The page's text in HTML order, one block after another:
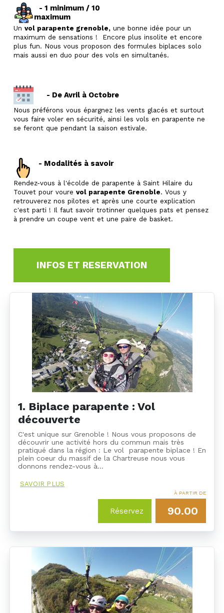
- 1 minimum / 10
maximum
Un vol parapente grenoble, une bonne idée pour un
maximum de sensations ! Encore plus insolite et encore
plus fun. Nous vous proposon des formules biplaces solo
mais aussi en duo pour des vols en simultanés.
- De Avril à Octobre
Nous préférons vous épargnez les vents glacés et surtout
vous faire voler en sécurité, ainsi les vols en parapente ne
se feront que pendant la saison estivale.
- Modalités à savoir
Rendez-vous à l'écolde de parapente à Saint Hilaire du
Touvet pour voure vol parapente Grenoble. Vous y
retrouverez nos pilotes et après une courte explication
c'est parti ! Il faut savoir trotinner quelques pats et pensez
à prendre un coupe vent et une paire de basket.
INFOS ET RESERVATION
1. Biplace parapente : Vol
découverte
C'est unique sur Grenoble ! Nous vous proposons de
découvrir une activité hors du commun mais très
pratiqué dans la région : Le vol parapente biplace ! En
plein coeur du massif de la Chartreuse nous vous
donnons rendez-vous à…
SAVOIR PLUS
Réservez
À PARTIR DE
90.00